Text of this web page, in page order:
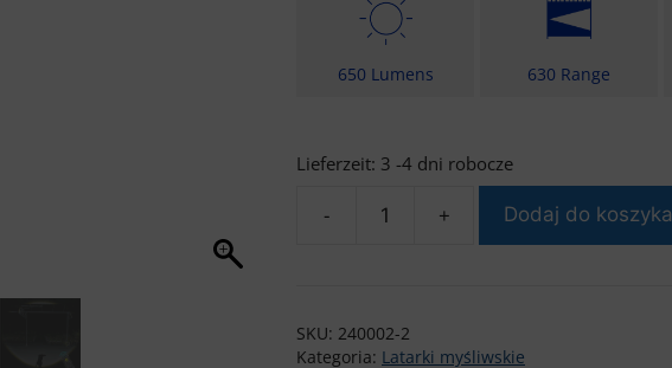
650 Lumens 630 Range
Lieferzeit: 3 -4 dni robocze
-
myśliwska
+ Dodaj do koszyka
SKU: 240002-2
Kategoria: Latarki myśliwskie